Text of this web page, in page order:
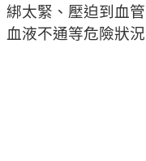
綁太緊、壓迫到血
血液不通等危險狀況